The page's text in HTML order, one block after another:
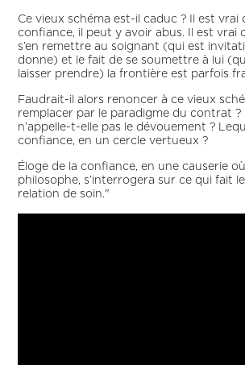
Ce vieux schéma est-il caduc ? Il est vrai
confiance, il peut y avoir abus. Il est vrai
s’en remettre au soignant (qui est
donne) et le fait de se soumettre à lui
laisser prendre) la frontière est parfois
Faudrait-il alors renoncer à ce vieux
remplacer par le paradigme du contrat ?
n’appelle-t-elle pas le dévouement ?
confiance, en un cercle vertueux ?
Éloge de la confiance, en une causerie
philosophe, s’interrogera sur ce qui fait
relation de soin."